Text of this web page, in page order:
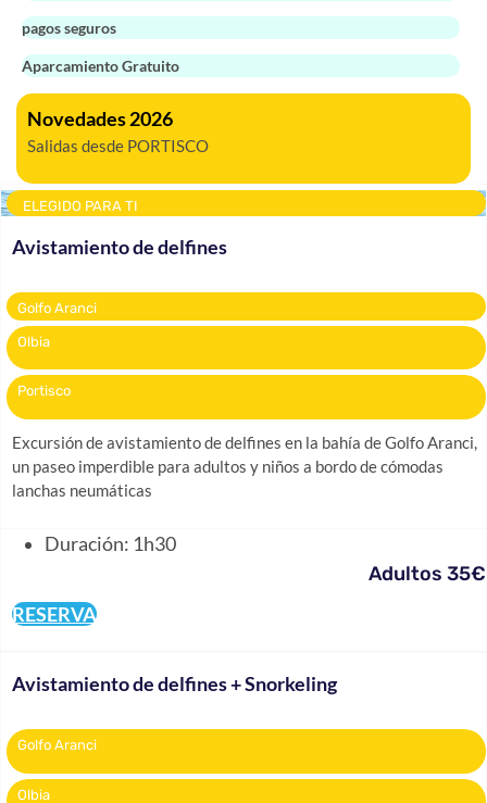
pagos seguros
Aparcamiento Gratuito
Novedades 2026
Salidas desde PORTISCO
ELEGIDO PARA TI
Avistamiento de delfines
Golfo Aranci
Olbia
Portisco
Excursión de avistamiento de delfines en la bahía de Golfo Aranci,
un paseo imperdible para adultos y niños a bordo de cómodas
lanchas neumáticas
Duración: 1h30
Adultos 35€
RESERVA
Avistamiento de delfines + Snorkeling
Golfo Aranci
Olbia